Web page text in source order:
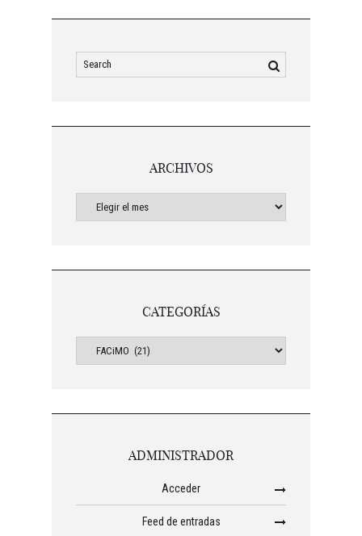
ARCHIVOS
CATEGORÍAS
ADMINISTRADOR
Acceder
Feed de entradas